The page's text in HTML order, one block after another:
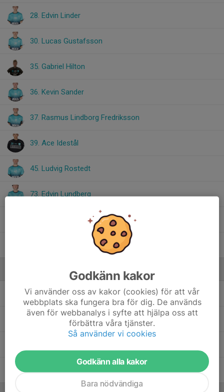
28. Edvin Linder
30. Lucas Gustafsson
35. Gabriel Hilton
36. Kevin Sander
37. Rasmus Lindborg Fredriksson
39. Ace Idestål
45. Ludvig Rostedt
73. Edvin Lundberg
95. Otto Övergaard
Alexander Lundström
Anders Peterson Lagledare & Assisterande tränare
Farid Bel MekkiAssisterande tränare
Simon PalmbladHuvudtränare
Godkänn kakor
Vi använder oss av kakor (cookies) för att vår
webbplats ska fungera bra för dig. De används
även för webbanalys i syfte att hjälpa oss att
förbättra våra tjänster.
Så använder vi cookies
Godkänn alla kakor
Bara nödvändiga